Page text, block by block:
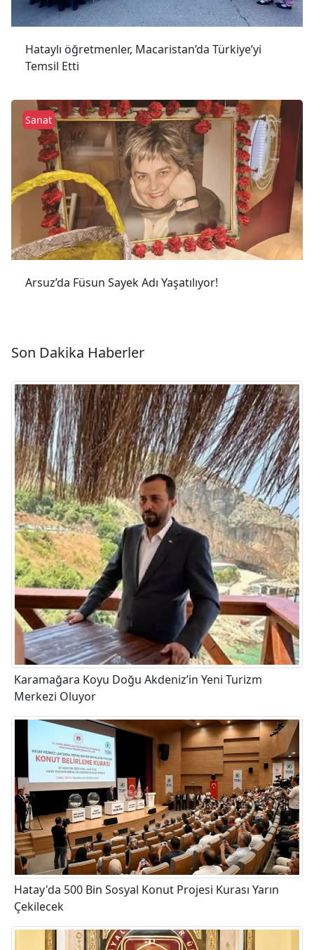
Hataylı öğretmenler, Macaristan’da Türkiye’yi
Temsil Etti
Arsuz’da Füsun Sayek Adı Yaşatılıyor!
Sanat
Son Dakika Haberler
Karamağara Koyu Doğu Akdeniz’in Yeni Turizm
Merkezi Oluyor
Hatay'da 500 Bin Sosyal Konut Projesi Kurası Yarın
Çekilecek